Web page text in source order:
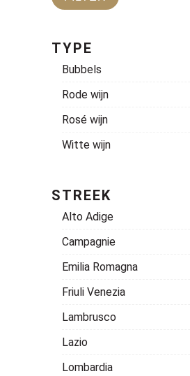
TYPE
Bubbels
Rode wijn
Rosé wijn
Witte wijn
STREEK
Alto Adige
Campagnie
Emilia Romagna
Friuli Venezia
Lambrusco
Lazio
Lombardia